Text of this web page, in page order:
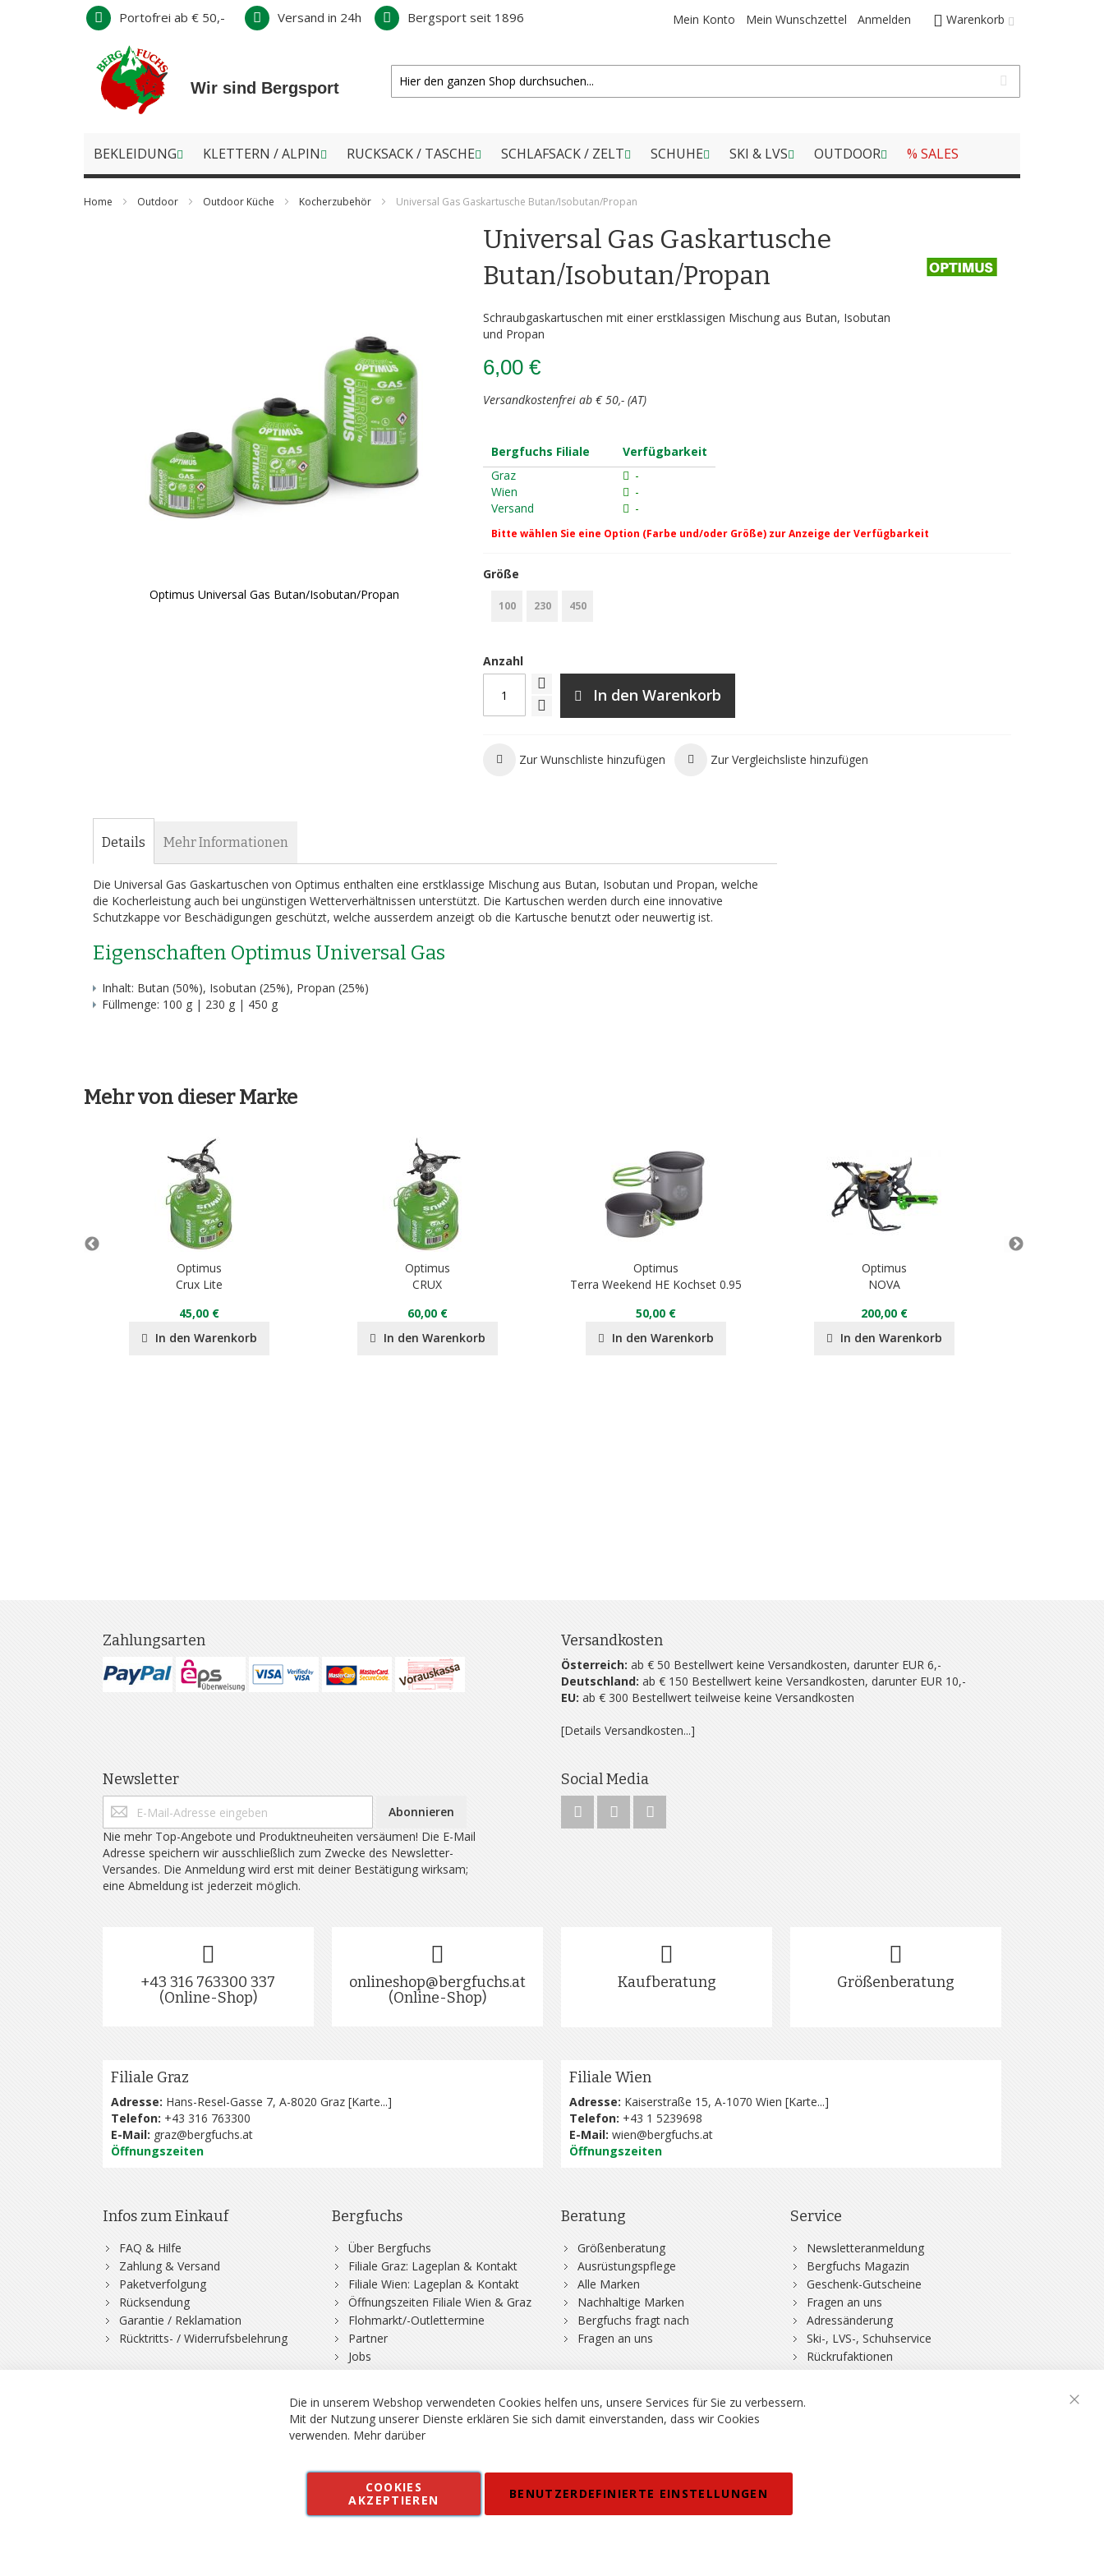
Direkt
Inhalt
Warenkorb
Mein Konto Mein Wunschzettel Anmelden
Portofrei ab € 50,- Versand in 24h Bergsport seit 1896
Wir sind Bergsport
BEKLEIDUNG KLETTERN / ALPIN RUCKSACK / TASCHE SCHLAFSACK / ZELT SCHUHE SKI & LVS OUTDOOR % SALES
Home Outdoor Outdoor Küche Kocherzubehör Universal Gas Gaskartusche Butan/Isobutan/Propan
Optimus Universal Gas Butan/Isobutan/Propan
Universal Gas Gaskartusche
Butan/Isobutan/Propan
Schraubgaskartuschen mit einer erstklassigen Mischung aus Butan, Isobutan
und Propan
6,00 €
Versandkostenfrei ab € 50,- (AT)
Bergfuchs Filiale
Verfügbarkeit
Graz
-
Wien
-
Versand
-
Bitte wählen Sie eine Option (Farbe und/oder Größe) zur Anzeige der Verfügbarkeit
Größe
100 230 450
Anzahl
In den Warenkorb
Zur Wunschliste hinzufügen Zur Vergleichsliste hinzufügen
Details
Die Universal Gas Gaskartuschen von Optimus enthalten eine erstklassige Mischung aus Butan, Isobutan und Propan, welche
die Kocherleistung auch bei ungünstigen Wetterverhältnissen unterstützt. Die Kartuschen werden durch eine innovative
Schutzkappe vor Beschädigungen geschützt, welche ausserdem anzeigt ob die Kartusche benutzt oder neuwertig ist.
Eigenschaften Optimus Universal Gas
Inhalt: Butan (50%), Isobutan (25%), Propan (25%)
Füllmenge: 100 g | 230 g | 450 g
Mehr Informationen
Mehr von dieser Marke
Optimus
Crux Lite
45,00 €
In den Warenkorb
Optimus
CRUX
60,00 €
In den Warenkorb
Optimus
Terra Weekend HE Kochset 0.95
50,00 €
In den Warenkorb
Optimus
NOVA
200,00 €
In den Warenkorb
Zahlungsarten Versandkosten
Österreich: ab € 50 Bestellwert keine Versandkosten, darunter EUR 6,-
Deutschland: ab € 150 Bestellwert keine Versandkosten, darunter EUR 10,-
EU: ab € 300 Bestellwert teilweise keine Versandkosten
[Details Versandkosten...]
Newsletter
Abonnieren
Nie mehr Top-Angebote und Produktneuheiten versäumen! Die E-Mail
Adresse speichern wir ausschließlich zum Zwecke des Newsletter-
Versandes. Die Anmeldung wird erst mit deiner Bestätigung wirksam;
eine Abmeldung ist jederzeit möglich.
Social Media
+43 316 763300 337
(Online-Shop)
onlineshop@bergfuchs.at
(Online-Shop)
Kaufberatung Größenberatung
Filiale Graz
Adresse: Hans-Resel-Gasse 7, A-8020 Graz [Karte...]
Telefon: +43 316 763300
E-Mail: graz@bergfuchs.at
Öffnungszeiten
Filiale Wien
Adresse: Kaiserstraße 15, A-1070 Wien [Karte...]
Telefon: +43 1 5239698
E-Mail: wien@bergfuchs.at
Öffnungszeiten
Infos zum Einkauf
FAQ & Hilfe
Zahlung & Versand
Paketverfolgung
Rücksendung
Garantie / Reklamation
Rücktritts- / Widerrufsbelehrung
Bergfuchs
Über Bergfuchs
Filiale Graz: Lageplan & Kontakt
Filiale Wien: Lageplan & Kontakt
Öffnungszeiten Filiale Wien & Graz
Flohmarkt/-Outlettermine
Partner
Jobs
Beratung
Größenberatung
Ausrüstungspflege
Alle Marken
Nachhaltige Marken
Bergfuchs fragt nach
Fragen an uns
Service
Newsletteranmeldung
Bergfuchs Magazin
Geschenk-Gutscheine
Fragen an uns
Adressänderung
Ski-, LVS-, Schuhservice
Rückrufaktionen
DSV-Skiversicherung
Vertrag widerrufen Kontakt AGB Datenschutz
Barrierefreiheitserklärung
Alle Preise inkl. MWSt. in EUR, Angebot solange Vorrat reicht. Fehler, Irrtümer und Preisänderungen vorbehalten.
Die in unserem Webshop verwendeten Cookies helfen uns, unsere Services für Sie zu verbessern.
Mit der Nutzung unserer Dienste erklären Sie sich damit einverstanden, dass wir Cookies
verwenden. Mehr darüber
COOKIES
AKZEPTIEREN
BENUTZERDEFINIERTE EINSTELLUNGEN